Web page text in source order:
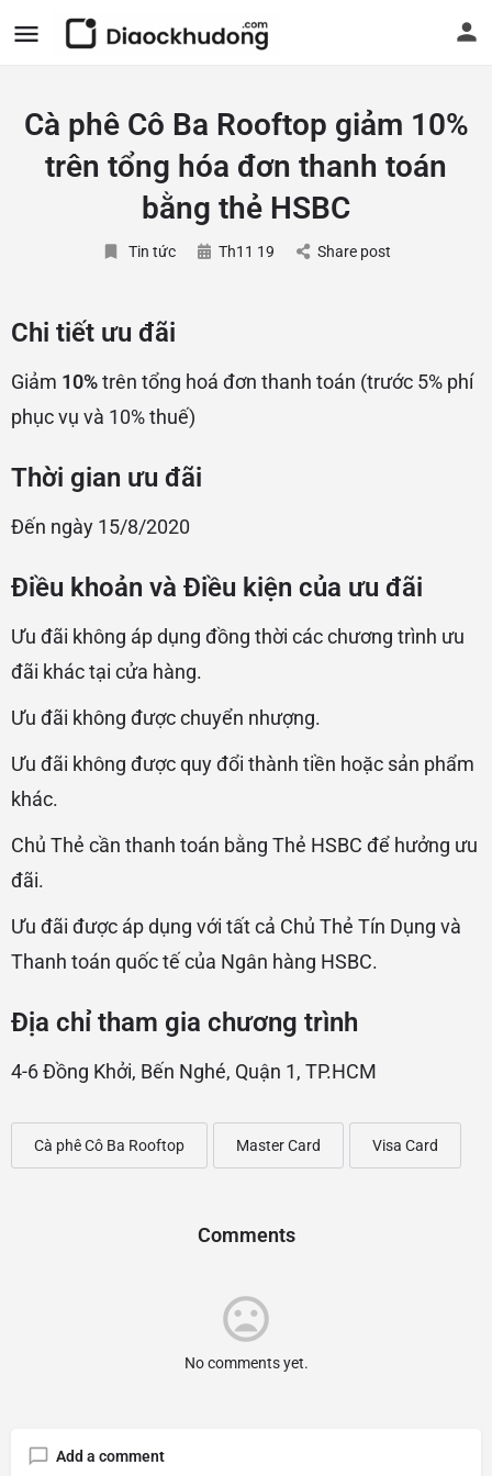
Cà phê Cô Ba Rooftop giảm 10%
trên tổng hóa đơn thanh toán
bằng thẻ HSBC
Tin tức Th11 19 Share post
Chi tiết ưu đãi
Giảm 10%trên tổng hoá đơn thanh toán (trước 5% phí
phục vụ và 10% thuế)
Thời gian ưu đãi
Đến ngày 15/8/2020
Điều khoản và Điều kiện của ưu đãi
Ưu đãi không áp dụng đồng thời các chương trình ưu
đãi khác tại cửa hàng.
Ưu đãi không được chuyển nhượng.
Ưu đãi không được quy đổi thành tiền hoặc sản phẩm
khác.
Chủ Thẻ cần thanh toán bằng Thẻ HSBC để hưởng ưu
đãi.
Ưu đãi được áp dụng với tất cả Chủ Thẻ Tín Dụng và
Thanh toán quốc tế của Ngân hàng HSBC.
Địa chỉ tham gia chương trình
4-6 Đồng Khởi, Bến Nghé, Quận 1, TP.HCM
Cà phê Cô Ba Rooftop Master Card Visa Card
Comments
No comments yet.
Add a comment